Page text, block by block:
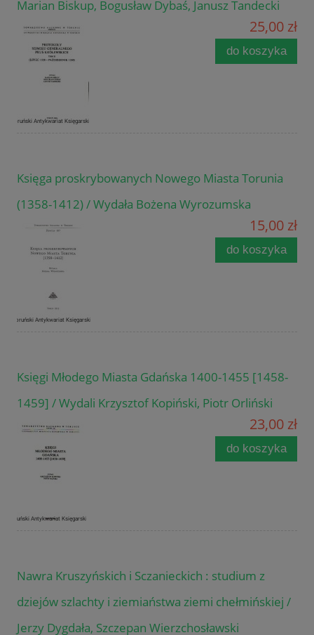
Marian Biskup, Bogusław Dybaś, Janusz Tandecki
25,00 zł
do koszyka
Księga proskrybowanych Nowego Miasta Torunia
(1358-1412) / Wydała Bożena Wyrozumska
15,00 zł
do koszyka
Księgi Młodego Miasta Gdańska 1400-1455 [1458-
1459] / Wydali Krzysztof Kopiński, Piotr Orliński
23,00 zł
do koszyka
Nawra Kruszyńskich i Sczanieckich : studium z
dziejów szlachty i ziemiaństwa ziemi chełmińskiej /
Jerzy Dygdała, Szczepan Wierzchosławski